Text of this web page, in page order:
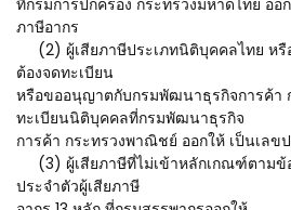
ภาษีอากร
(2) ผู้เสียภาษีประเภทนิติบุคคลไทย หรื
ต้องจดทะเบียน
หรือขออนุญาตกับกรมพัฒนาธุรกิจการค้า
ทะเบียนนิติบุคคลที่กรมพัฒนาธุรกิจ
การค้า กระทรวงพาณิชย์ ออกให้ เป็นเลข
(3) ผู้เสียภาษีที่ไม่เข้าหลักเกณฑ์ตามข้
ประจำตัวผู้เสียภาษี